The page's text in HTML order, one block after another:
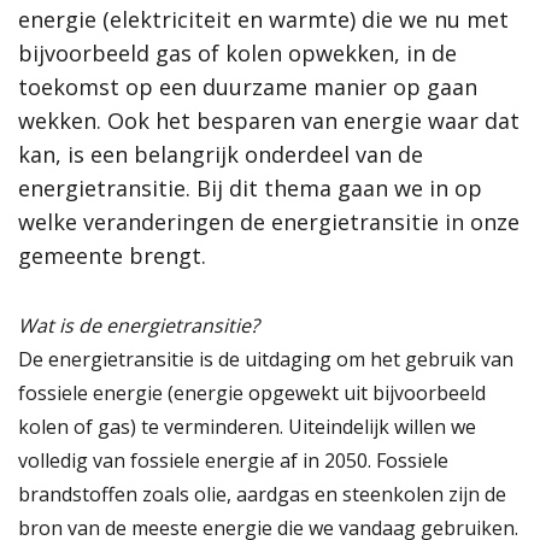
samenleving, dan werkt de gemeente Scherpenzeel graag mee
aan jouw initiatief!”
Meer informatie
Wat is de omgevingsvisie?
Proces MeetUps
Relatie met andere omgevingsvisies
Hoe werkt de website?
Contact
Gebieden
Scherpenzeel Noord
Zoeken
energie (elektriciteit en warmte) die we nu met
bijvoorbeeld gas of kolen opwekken, in de
toekomst op een duurzame manier op gaan
wekken. Ook het besparen van energie waar dat
kan, is een belangrijk onderdeel van de
energietransitie. Bij dit thema gaan we in op
welke veranderingen de energietransitie in onze
gemeente brengt.
Lees verder
energie (elektriciteit en warmte) die we nu met
bijvoorbeeld gas of kolen opwekken, in de
toekomst op een duurzame manier op gaan
wekken. Ook het besparen van energie waar dat
kan, is een belangrijk onderdeel van de
energietransitie. Bij dit thema gaan we in op
welke veranderingen de energietransitie in onze
gemeente brengt.
Wat is de energietransitie?
De energietransitie is de uitdaging om het gebruik van
fossiele energie (energie opgewekt uit bijvoorbeeld
kolen of gas) te verminderen. Uiteindelijk willen we
volledig van fossiele energie af in 2050. Fossiele
brandstoffen zoals olie, aardgas en steenkolen zijn de
bron van de meeste energie die we vandaag gebruiken.